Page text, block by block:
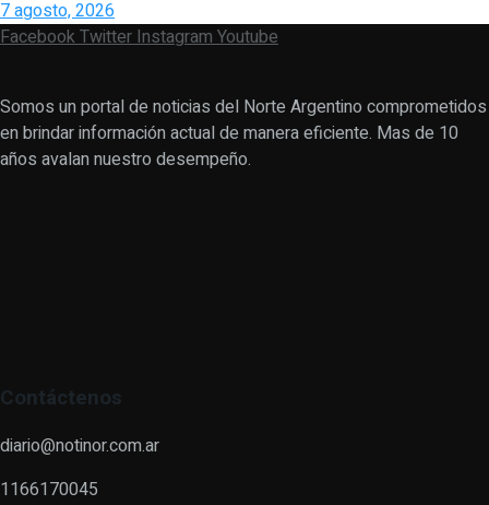
7 agosto, 2026
FacebookTwitterInstagramYoutube
Somos un portal de noticias del Norte Argentino comprometidos
en brindar información actual de manera eficiente. Mas de 10
años avalan nuestro desempeño.
Contáctenos
diario@notinor.com.ar
1166170045